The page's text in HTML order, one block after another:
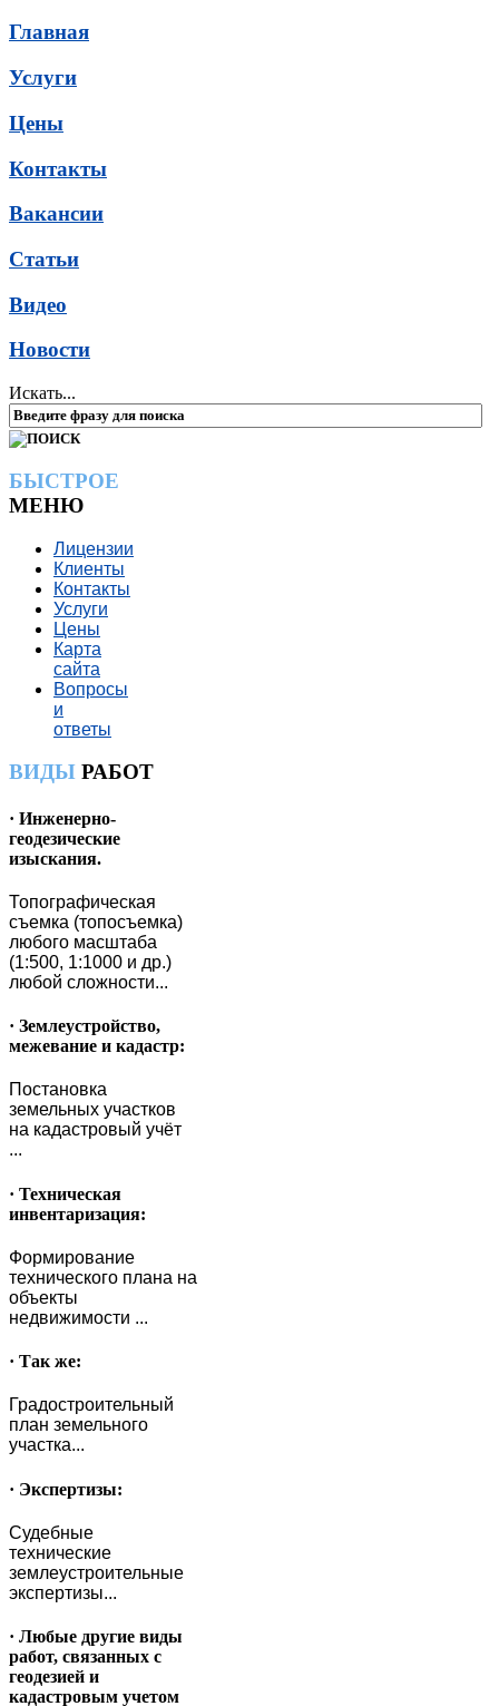
Главная
Услуги
Цены
Контакты
Вакансии
Статьи
Видео
Новости
Искать...
БЫСТРОЕ
МЕНЮ
Лицензии
Клиенты
Контакты
Услуги
Цены
Карта
сайта
Вопросы
и
ответы
ВИДЫ РАБОТ
· Инженерно-
геодезические
изыскания.
Топографическая
съемка (топосъемка)
любого масштаба
(1:500, 1:1000 и др.)
любой сложности...
· Землеустройство,
межевание и кадастр:
Постановка
земельных участков
на кадастровый учёт
...
· Техническая
инвентаризация:
Формирование
технического плана на
объекты
недвижимости ...
· Так же:
Градостроительный
план земельного
участка...
· Экспертизы:
Судебные
технические
землеустроительные
экспертизы...
· Любые другие виды
работ, связанных с
геодезией и
кадастровым учетом